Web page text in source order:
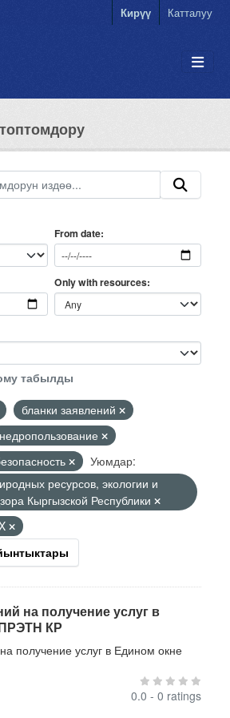
Кирүү Катталуу
From date
Only with resources
табылды
бланки заявлений
недропользование
Уюмдар:
ресурсов, экологии и
Кыргызской Республики
на получение услуг в
КР
получение услуг в Едином окне
0.0 - 0 ratings